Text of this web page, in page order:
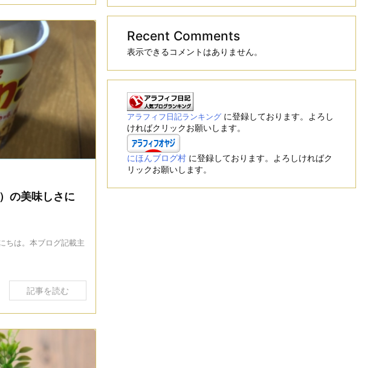
の美味しさに
ちは。本ブログ記載主
記事を読む
Recent Comments
表示できるコメントはありません。
アラフィフ日記ランキング に登録しております。よろし
ければクリックお願いします。
にほんブログ村 に登録しております。よろしければク
リックお願いします。